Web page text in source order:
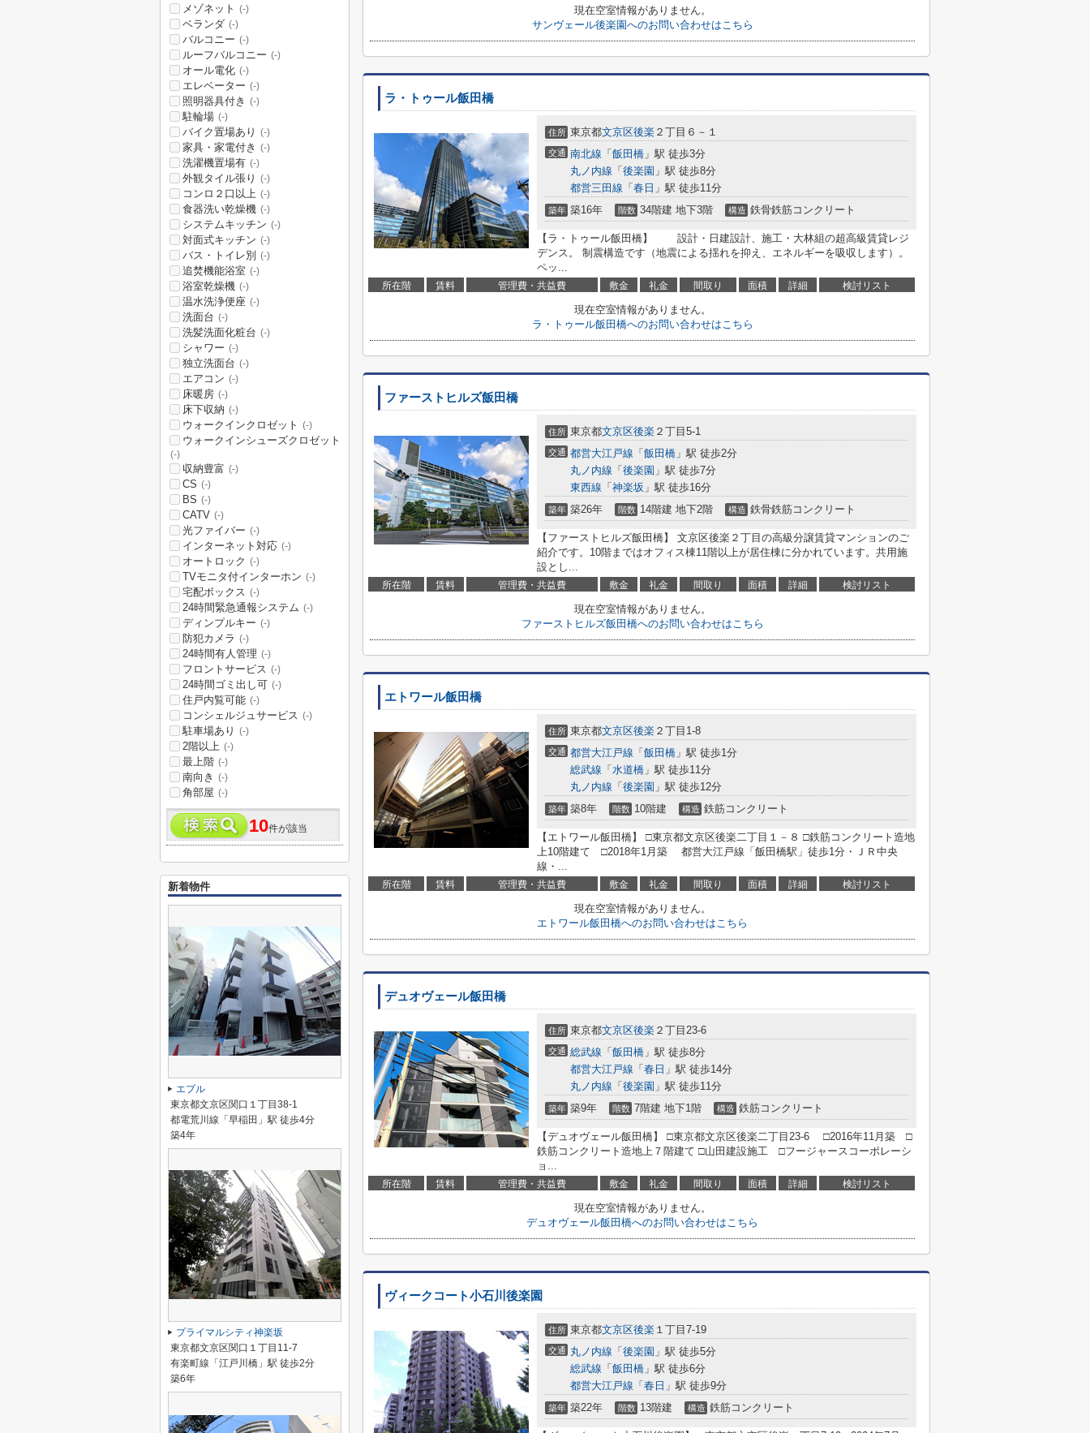
現在空室情報がありません。
サンヴェール後楽園へのお問い合わせはこちら
ラ・トゥール飯田橋
住所 東京都文京区後楽 ２丁目６－１
交通 南北線 「 飯田橋 」駅 徒歩3分
丸ノ内線 「 後楽園 」駅 徒歩8分
都営三田線 「 春日 」駅 徒歩11分
築年 築16年 階数 34階建 地下3階 構造 鉄骨鉄筋コンクリート
【ラ・トゥール飯田橋】 設計・日建設計、施工・大林組の超高級賃貸レジ
デンス。 制震構造です（地震による揺れを抑え、エネルギーを吸収します）。
ペッ...
所在階 賃料 管理費・共益費 敷金 礼金 間取り 面積 詳細 検討リスト
現在空室情報がありません。
ラ・トゥール飯田橋へのお問い合わせはこちら
ファーストヒルズ飯田橋
住所 東京都文京区後楽 ２丁目5-1
交通 都営大江戸線 「 飯田橋 」駅 徒歩2分
丸ノ内線 「 後楽園 」駅 徒歩7分
東西線 「 神楽坂 」駅 徒歩16分
築年 築26年 階数 14階建 地下2階 構造 鉄骨鉄筋コンクリート
【ファーストヒルズ飯田橋】 文京区後楽２丁目の高級分譲賃貸マンションのご
紹介です。10階まではオフィス棟11階以上が居住棟に分かれています。共用施
設とし...
所在階 賃料 管理費・共益費 敷金 礼金 間取り 面積 詳細 検討リスト
現在空室情報がありません。
ファーストヒルズ飯田橋へのお問い合わせはこちら
エトワール飯田橋
住所 東京都文京区後楽 ２丁目1-8
交通 都営大江戸線 「 飯田橋 」駅 徒歩1分
総武線 「 水道橋 」駅 徒歩11分
丸ノ内線 「 後楽園 」駅 徒歩12分
築年 築8年 階数 10階建 構造 鉄筋コンクリート
【エトワール飯田橋】 □東京都文京区後楽二丁目１－８ □鉄筋コンクリート造地
上10階建て □2018年1月築 都営大江戸線「飯田橋駅」徒歩1分・ＪＲ中央
線・...
所在階 賃料 管理費・共益費 敷金 礼金 間取り 面積 詳細 検討リスト
現在空室情報がありません。
エトワール飯田橋へのお問い合わせはこちら
デュオヴェール飯田橋
住所 東京都文京区後楽 ２丁目23-6
交通 総武線 「 飯田橋 」駅 徒歩8分
都営大江戸線 「 春日 」駅 徒歩14分
丸ノ内線 「 後楽園 」駅 徒歩11分
築年 築9年 階数 7階建 地下1階 構造 鉄筋コンクリート
【デュオヴェール飯田橋】 □東京都文京区後楽二丁目23-6 □2016年11月築 □
鉄筋コンクリート造地上７階建て □山田建設施工 □フージャースコーポレーシ
ョ...
所在階 賃料 管理費・共益費 敷金 礼金 間取り 面積 詳細 検討リスト
現在空室情報がありません。
デュオヴェール飯田橋へのお問い合わせはこちら
ヴィークコート小石川後楽園
住所 東京都文京区後楽 １丁目7-19
交通 丸ノ内線 「 後楽園 」駅 徒歩5分
総武線 「 飯田橋 」駅 徒歩6分
都営大江戸線 「 春日 」駅 徒歩9分
築年 築22年 階数 13階建 構造 鉄筋コンクリート
メゾネット (-)
ベランダ (-)
バルコニー (-)
ルーフバルコニー (-)
オール電化 (-)
エレベーター (-)
照明器具付き (-)
駐輪場 (-)
バイク置場あり (-)
家具・家電付き (-)
洗濯機置場有 (-)
外観タイル張り (-)
コンロ２口以上 (-)
食器洗い乾燥機 (-)
システムキッチン (-)
対面式キッチン (-)
バス・トイレ別 (-)
追焚機能浴室 (-)
浴室乾燥機 (-)
温水洗浄便座 (-)
洗面台 (-)
洗髪洗面化粧台 (-)
シャワー (-)
独立洗面台 (-)
エアコン (-)
床暖房 (-)
床下収納 (-)
ウォークインクロゼット (-)
ウォークインシューズクロゼット
(-)
収納豊富 (-)
CS (-)
BS (-)
CATV (-)
光ファイバー (-)
インターネット対応 (-)
オートロック (-)
TVモニタ付インターホン (-)
宅配ボックス (-)
24時間緊急通報システム (-)
ディンプルキー (-)
防犯カメラ (-)
24時間有人管理 (-)
フロントサービス (-)
24時間ゴミ出し可 (-)
住戸内覧可能 (-)
コンシェルジュサービス (-)
駐車場あり (-)
2階以上 (-)
最上階 (-)
南向き (-)
角部屋 (-)
10件が該当
新着物件
エプル
東京都文京区関口１丁目38-1
都電荒川線「早稲田」駅 徒歩4分
築4年
プライマルシティ神楽坂
東京都文京区関口１丁目11-7
有楽町線「江戸川橋」駅 徒歩2分
築6年